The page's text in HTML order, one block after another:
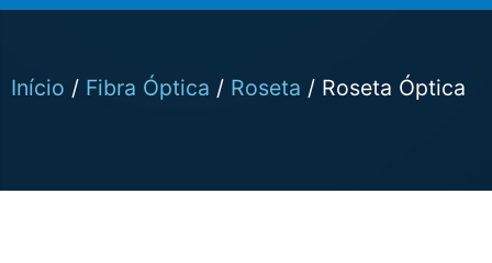
Início / Fibra Óptica / Roseta / Roseta Óptica